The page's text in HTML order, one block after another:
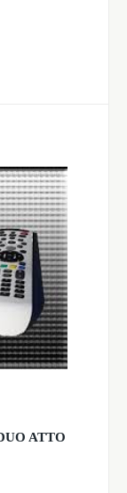
ATTO